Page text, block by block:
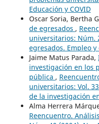
Educación y COVID
Oscar Soria, Bertha
de egresados ,
universitarios: Núm.
egresados. Empleo
Jaime Matus Parada,
investigación en los
pública ,
universitarios: Vol.
de la investigación
Alma Herrera
Reencuentro.